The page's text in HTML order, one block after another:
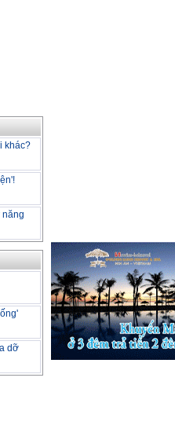
khác?
năng
dỡ